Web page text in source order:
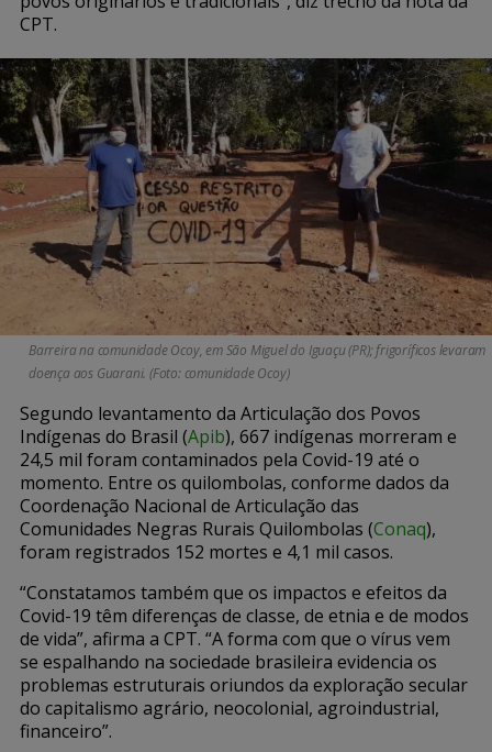
CPT.
Barreira na comunidade Ocoy, em São Miguel do Iguaçu (PR); frigoríficos levaram
doença aos Guarani. (Foto: comunidade Ocoy)
Segundo levantamento da Articulação dos Povos
Indígenas do Brasil (Apib), 667 indígenas morreram e
24,5 mil foram contaminados pela Covid-19 até o
momento. Entre os quilombolas, conforme dados da
Coordenação Nacional de Articulação das
Comunidades Negras Rurais Quilombolas (Conaq),
foram registrados 152 mortes e 4,1 mil casos.
“Constatamos também que os impactos e efeitos da
Covid-19 têm diferenças de classe, de etnia e de modos
de vida”, afirma a CPT. “A forma com que o vírus vem
se espalhando na sociedade brasileira evidencia os
problemas estruturais oriundos da exploração secular
do capitalismo agrário, neocolonial, agroindustrial,
financeiro”.